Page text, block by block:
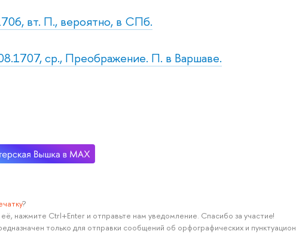
вт. П., вероятно, в СПб.
ср., Преображение. П. в Варшаве.
?
нажмите Ctrl+Enter и отправьте нам уведомление. Спасибо за участие!
только для отправки сообщений об орфографических и